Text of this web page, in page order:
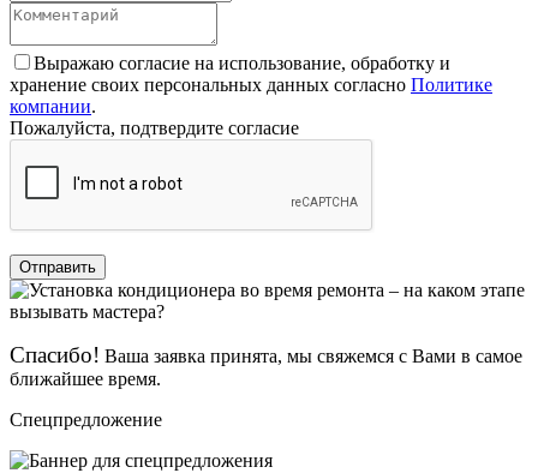
Выражаю согласие на использование, обработку и
хранение своих персональных данных согласно Политике
компании.
Пожалуйста, подтвердите согласие
Отправить
Спасибо! Ваша заявка принята, мы свяжемся с Вами в самое
ближайшее время.
Спецпредложение